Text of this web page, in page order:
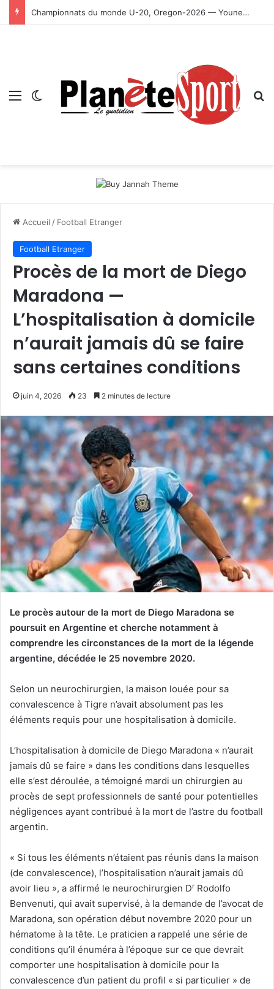
Championnats du monde U-20, Oregon-2026 — Younes Ayachi décroche la médaille d’or
Menu Switch skin
Accueil / Football Etranger
Football Etranger
Procès de la mort de Diego
Maradona —
L’hospitalisation à domicile
n’aurait jamais dû se faire
sans certaines conditions
juin 4, 2026 23 2 minutes de lecture
Le procès autour de la mort de Diego Maradona se
poursuit en Argentine et cherche notamment à
comprendre les circonstances de la mort de la légende
argentine, décédée le 25 novembre 2020.
Selon un neurochirurgien, la maison louée pour sa
convalescence à Tigre n’avait absolument pas les
éléments requis pour une hospitalisation à domicile.
L’hospitalisation à domicile de Diego Maradona « n’aurait
jamais dû se faire » dans les conditions dans lesquelles
elle s’est déroulée, a témoigné mardi un chirurgien au
procès de sept professionnels de santé pour potentielles
négligences ayant contribué à la mort de l’astre du football
argentin.
« Si tous les éléments n’étaient pas réunis dans la maison
(de convalescence), l’hospitalisation n’aurait jamais dû
avoir lieu », a affirmé le neurochirurgien Dr Rodolfo
Benvenuti, qui avait supervisé, à la demande de l’avocat de
Maradona, son opération début novembre 2020 pour un
hématome à la tête. Le praticien a rappelé une série de
conditions qu’il énuméra à l’époque sur ce que devrait
comporter une hospitalisation à domicile pour la
convalescence d’un patient du profil « si particulier » de